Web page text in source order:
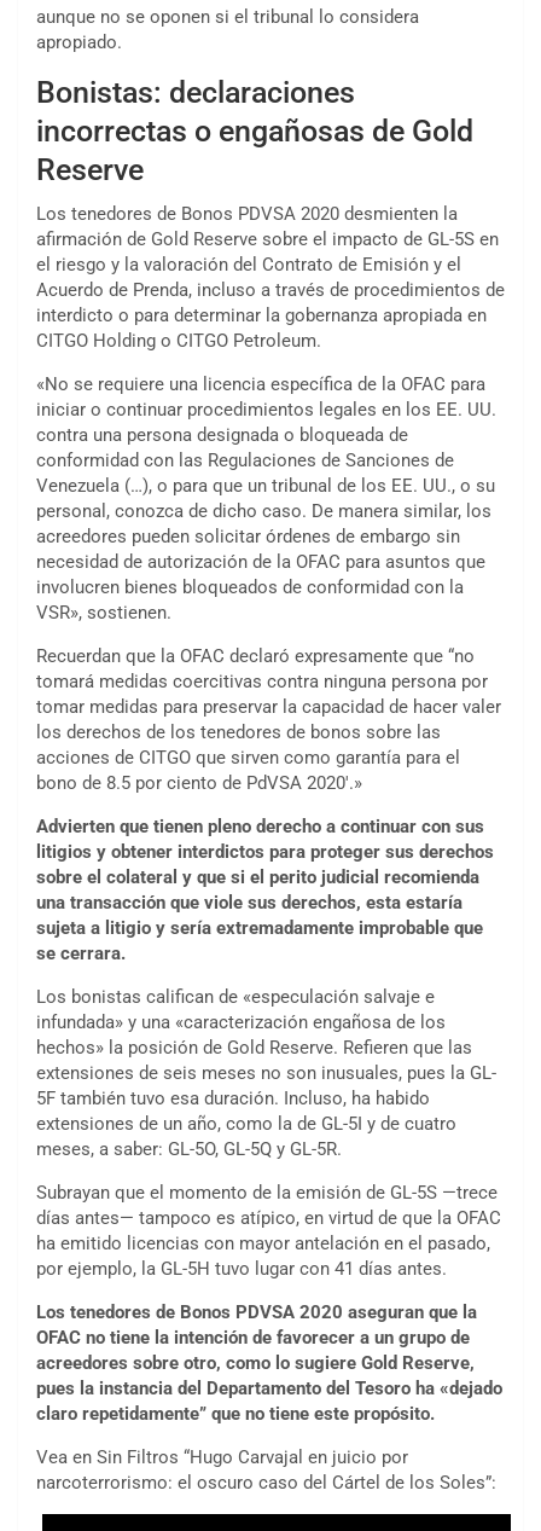
aunque no se oponen si el tribunal lo considera
apropiado.
Bonistas: declaraciones
incorrectas o engañosas de Gold
Reserve
Los tenedores de Bonos PDVSA 2020 desmienten la
afirmación de Gold Reserve sobre el impacto de GL-5S en
el riesgo y la valoración del Contrato de Emisión y el
Acuerdo de Prenda, incluso a través de procedimientos de
interdicto o para determinar la gobernanza apropiada en
CITGO Holding o CITGO Petroleum.
«No se requiere una licencia específica de la OFAC para
iniciar o continuar procedimientos legales en los EE. UU.
contra una persona designada o bloqueada de
conformidad con las Regulaciones de Sanciones de
Venezuela (…), o para que un tribunal de los EE. UU., o su
personal, conozca de dicho caso. De manera similar, los
acreedores pueden solicitar órdenes de embargo sin
necesidad de autorización de la OFAC para asuntos que
involucren bienes bloqueados de conformidad con la
VSR», sostienen.
Recuerdan que la OFAC declaró expresamente que “no
tomará medidas coercitivas contra ninguna persona por
tomar medidas para preservar la capacidad de hacer valer
los derechos de los tenedores de bonos sobre las
acciones de CITGO que sirven como garantía para el
bono de 8.5 por ciento de PdVSA 2020′.»
Advierten que tienen pleno derecho a continuar con sus
litigios y obtener interdictos para proteger sus derechos
sobre el colateral y que si el perito judicial recomienda
una transacción que viole sus derechos, esta estaría
sujeta a litigio y sería extremadamente improbable que
se cerrara.
Los bonistas califican de «especulación salvaje e
infundada» y una «caracterización engañosa de los
hechos» la posición de Gold Reserve. Refieren que las
extensiones de seis meses no son inusuales, pues la GL-
5F también tuvo esa duración. Incluso, ha habido
extensiones de un año, como la de GL-5I y de cuatro
meses, a saber: GL-5O, GL-5Q y GL-5R.
Subrayan que el momento de la emisión de GL-5S —trece
días antes— tampoco es atípico, en virtud de que la OFAC
ha emitido licencias con mayor antelación en el pasado,
por ejemplo, la GL-5H tuvo lugar con 41 días antes.
Los tenedores de Bonos PDVSA 2020 aseguran que la
OFAC no tiene la intención de favorecer a un grupo de
acreedores sobre otro, como lo sugiere Gold Reserve,
pues la instancia del Departamento del Tesoro ha «dejado
claro repetidamente” que no tiene este propósito.
Vea en Sin Filtros “Hugo Carvajal en juicio por
narcoterrorismo: el oscuro caso del Cártel de los Soles”: